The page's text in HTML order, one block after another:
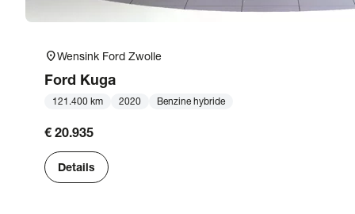
location_onWensink Ford Zwolle
Ford Kuga
121.400 km 2020 Benzine hybride
€ 20.935
Details